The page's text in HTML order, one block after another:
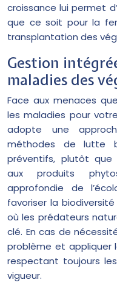
croissance lui permet
que ce soit pour la
transplantation des
Gestion
maladies des
Face aux menaces
les maladies pour
adopte une
méthodes de lutte
préventifs, plutôt que
aux produits
approfondie de
favoriser la
où les prédateurs
clé. En cas de
problème et appliquer
respectant toujours
vigueur.